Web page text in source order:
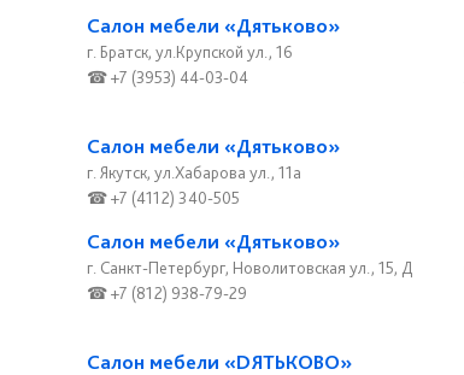
Салон мебели «Дятьково»
г. Братск, ул.Крупской ул., 16
☎ +7 (3953) 44-03-04
Салон мебели «Дятьково»
г. Якутск, ул.Хабарова ул., 11а
☎ +7 (4112) 340-505
Салон мебели «Дятьково»
г. Санкт-Петербург, Новолитовская ул., 15, Д
☎ +7 (812) 938-79-29
Салон мебели «DЯТЬКОВО»